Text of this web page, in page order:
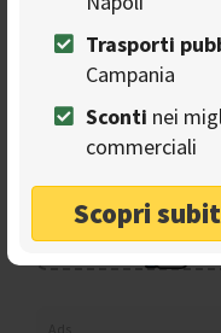
Trasporti
Campania
Sconti nei
commerciali
Scopri
Seguici
pagina